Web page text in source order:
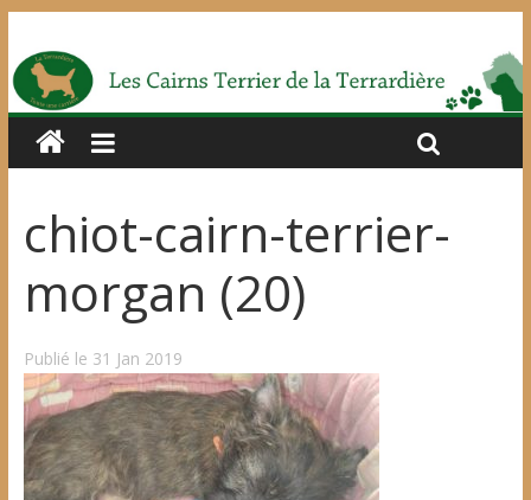
chiot-cairn-terrier-
morgan (20)
Publié le 31 Jan 2019